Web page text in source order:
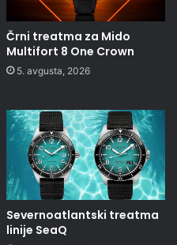
Črni treatma za Mido
Multifort 8 One Crown
5. avgusta, 2026
Severnoatlantski treatma
linije SeaQ